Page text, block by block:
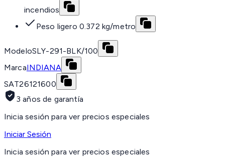
incendios
Peso ligero 0.372 kg/metro
ModeloSLY-291-BLK/100
MarcaINDIANA
SAT26121600
3 años de garantía
Inicia sesión para ver precios especiales
Iniciar Sesión
Inicia sesión para ver precios especiales